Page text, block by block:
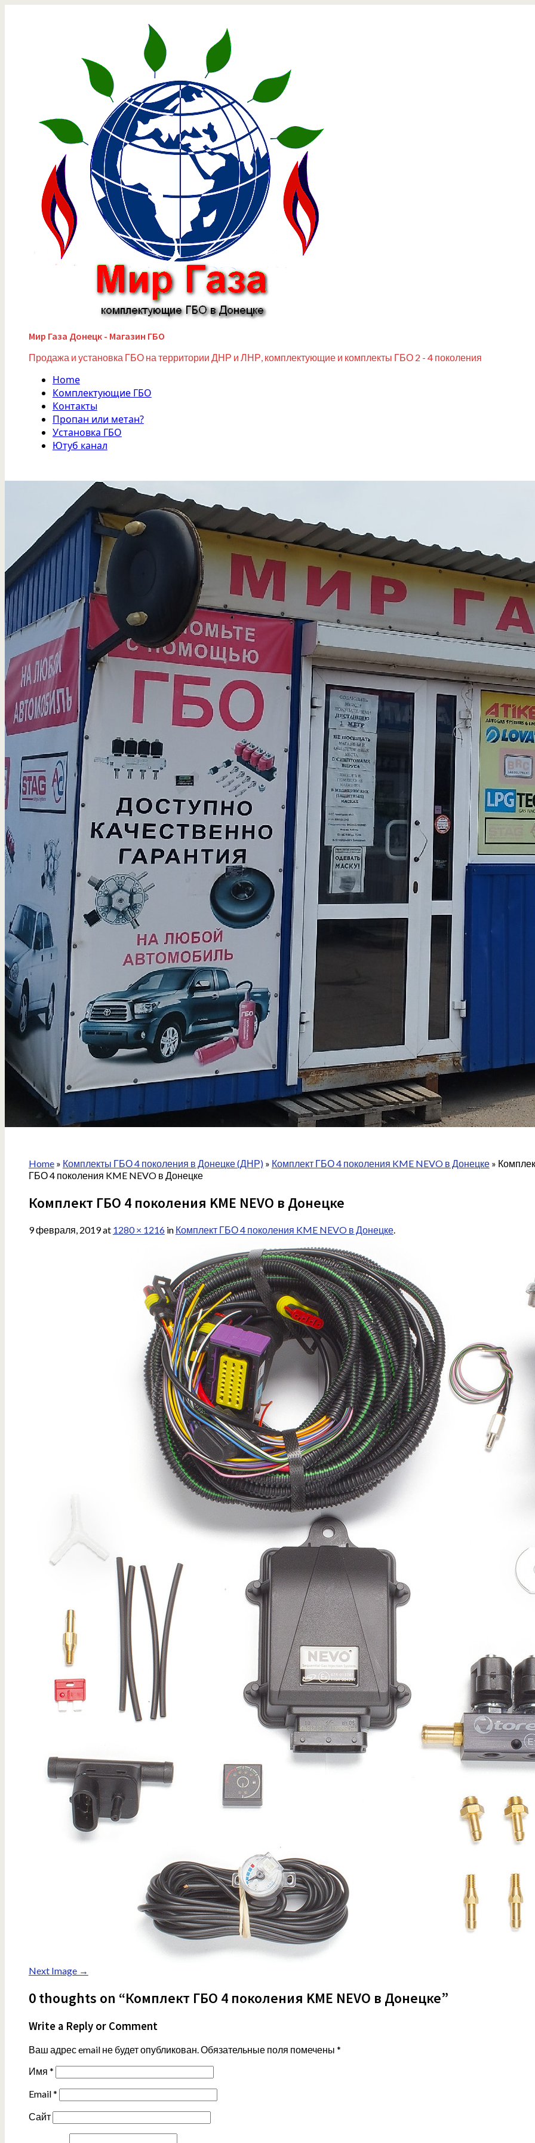
Мир Газа Донецк - Магазин ГБО
Продажа и установка ГБО на территории ДНР и ЛНР, комплектующие и комплекты ГБО 2 - 4 поколения
Home
Комплектующие ГБО
Контакты
Пропан или метан?
Установка ГБО
Ютуб канал
Home» Комплекты ГБО 4 поколения в Донецке (ДНР)» Комплект ГБО 4 поколения KME NEVO в Донецке»
ГБО 4 поколения KME NEVO в Донецке
Комплект ГБО 4 поколения KME NEVO в Донецке
9 февраля, 2019at 1280 × 1216in Комплект ГБО 4 поколения KME NEVO в Донецке.
Next Image →
0 thoughts on “Комплект ГБО 4 поколения KME NEVO в Донецке”
Write a Reply or Comment
Ваш адрес email не будет опубликован.Обязательные поля помечены *
Имя *
Email*
Сайт